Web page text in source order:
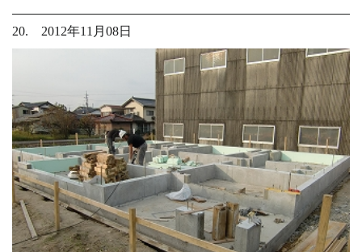
20. 2012年11月08日